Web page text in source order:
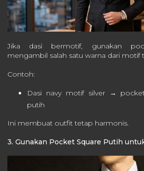
Jika dasi bermotif, gunakan
mengambil salah satu warna dari motif
Contoh:
Dasi navy motif silver →
putih
Ini membuat outfit tetap harmonis.
3. Gunakan Pocket Square Putih